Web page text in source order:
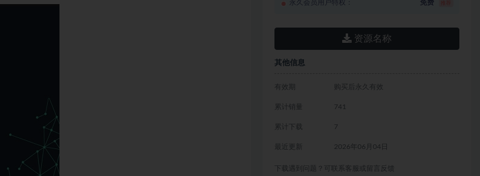
永久会员用户特权： 免费
资源名称
其他信息
有效期 购买后永久有效
累计销量 741
累计下载 7
最近更新 2026年06月04日
下载遇到问题？可联系客服或留言反馈